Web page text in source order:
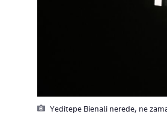
Yeditepe Bienali nerede, ne